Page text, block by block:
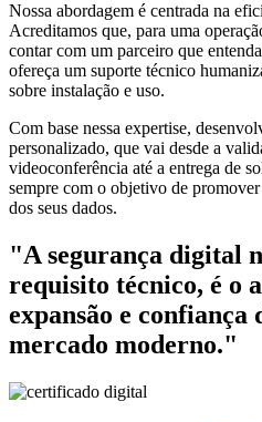
Nossa abordagem é centrada na
Acreditamos que, para uma
contar com um parceiro que
ofereça um suporte técnico
sobre instalação e uso.
Com base nessa expertise,
personalizado, que vai desde a
videoconferência até a entrega de
sempre com o objetivo de
dos seus dados.
"A segurança digital
requisito técnico, é o
expansão e confiança
mercado moderno."